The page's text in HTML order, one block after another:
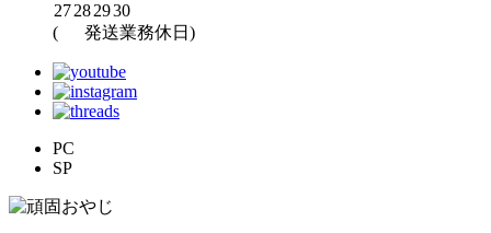
27282930
(
発送業務休日)
PC
SP